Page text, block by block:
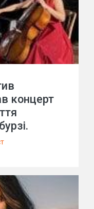
концерт